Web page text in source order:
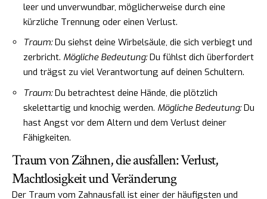
leer und unverwundbar, möglicherweise durch eine
kürzliche Trennung oder einen Verlust.
Traum:Du siehst deine Wirbelsäule, die sich verbiegt und
zerbricht. Mögliche Bedeutung:Du fühlst dich überfordert
und trägst zu viel Verantwortung auf deinen Schultern.
Traum:Du betrachtest deine Hände, die plötzlich
skelettartig und knochig werden. Mögliche Bedeutung:Du
hast Angst vor dem Altern und dem Verlust deiner
Fähigkeiten.
Traum von Zähnen, die ausfallen: Verlust,
Machtlosigkeit und Veränderung
Der Traum vom Zahnausfall ist einer der häufigsten und